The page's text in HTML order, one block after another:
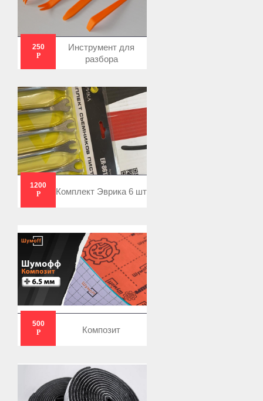
250
Р
Инструмент для
разбора
1200
Р
Комплект Эврика 6 шт
500
Р
Композит